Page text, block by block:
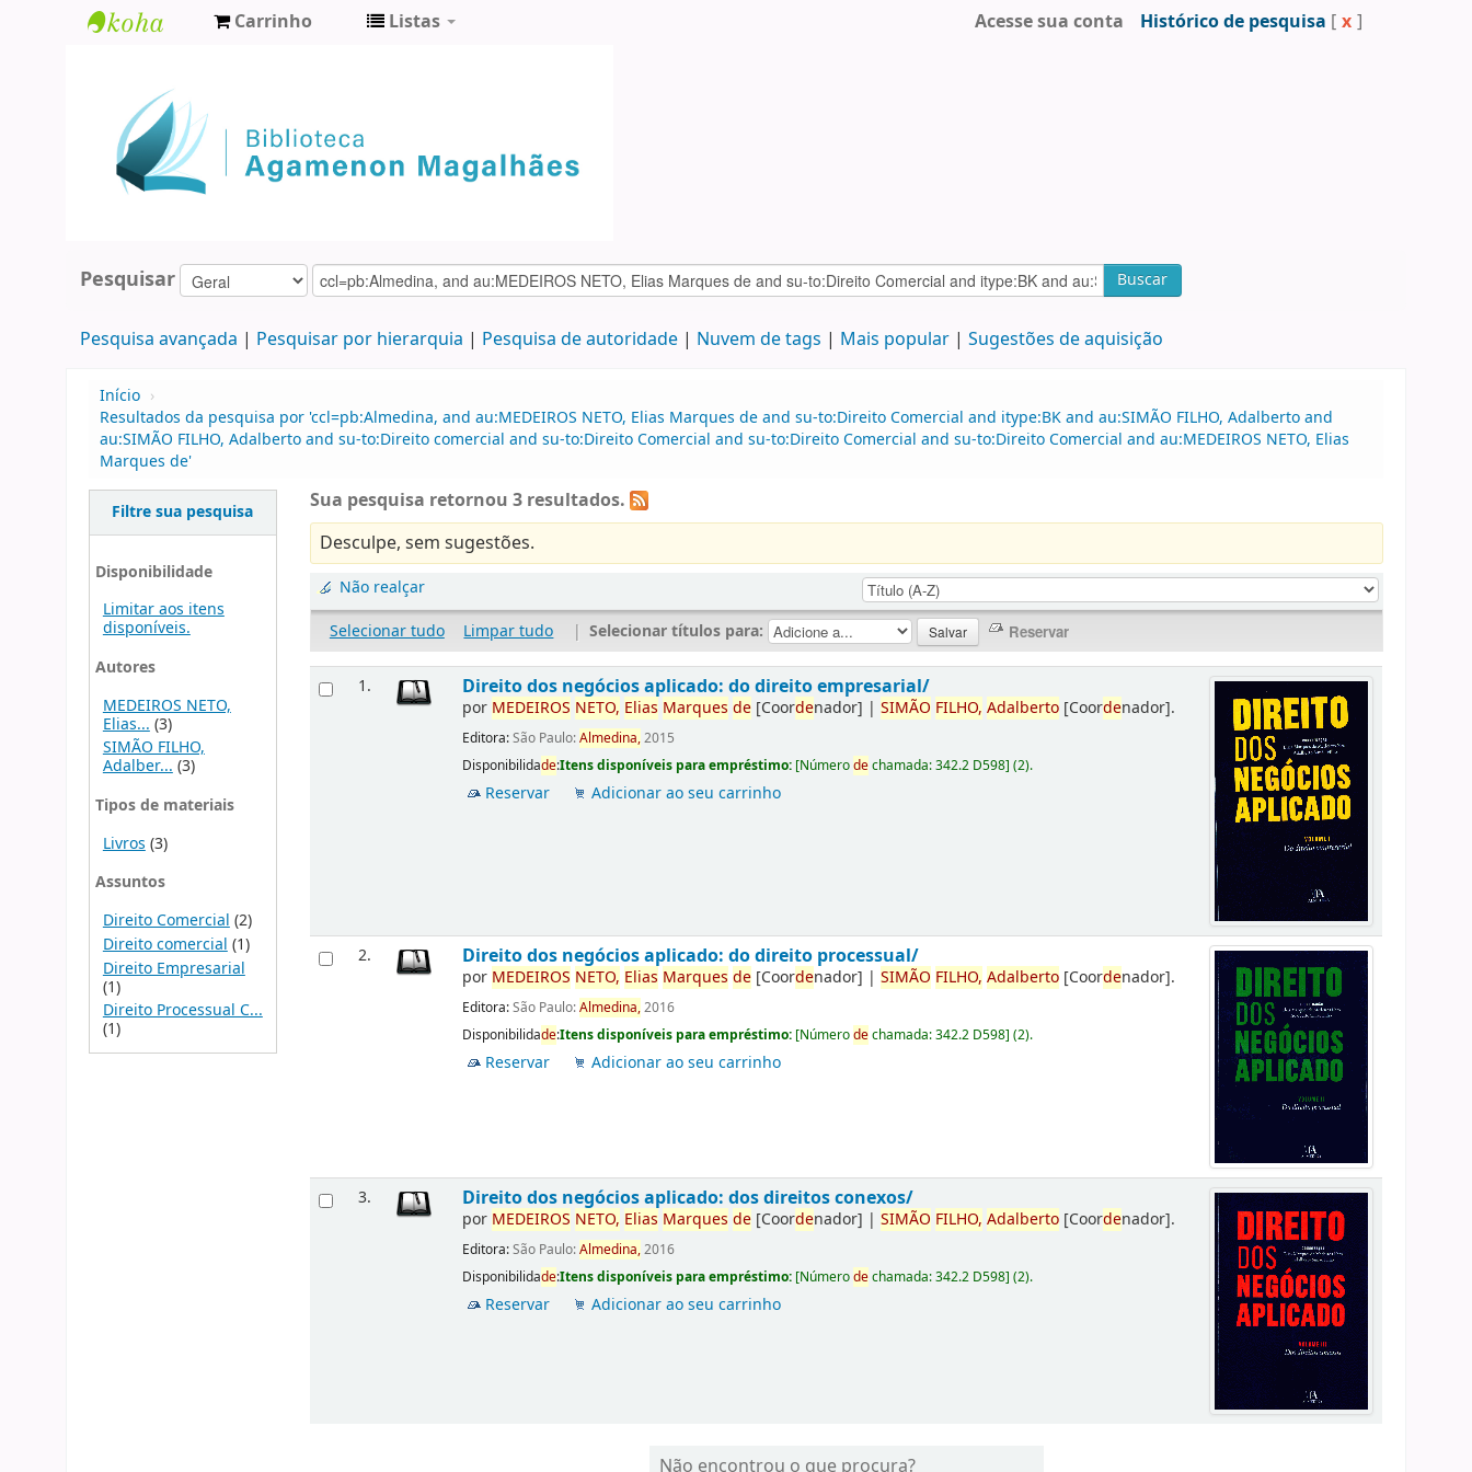
Agamenon
Magalhães
Carrinho Listas Acesse sua conta Histórico de pesquisa [ x ]
Pesquisar Buscar
Pesquisa avançada Pesquisar por hierarquia Pesquisa de autoridade Nuvem de tags Mais popular Sugestões de aquisição
Início ›
Resultados da pesquisa por 'ccl=pb:Almedina, and au:MEDEIROS NETO, Elias Marques de and su-to:Direito Comercial and itype:BK and au:SIMÃO FILHO, Adalberto and
au:SIMÃO FILHO, Adalberto and su-to:Direito comercial and su-to:Direito Comercial and su-to:Direito Comercial and su-to:Direito Comercial and au:MEDEIROS NETO, Elias
Marques de'
Filtre sua pesquisa
Disponibilidade
Limitar aos itens
disponíveis.
Autores
MEDEIROS NETO,
Elias... (3)
SIMÃO FILHO,
Adalber...(3)
Tipos de materiais
Livros (3)
Assuntos
Direito Comercial (2)
Direito comercial (1)
Direito Empresarial
(1)
Direito Processual C...
(1)
Sua pesquisa retornou 3 resultados.
Desculpe, sem sugestões.
Não realçar
Selecionar tudo
Limpar tudo | Selecionar títulos para:
1. Direito dos negócios aplicado: do direito empresarial/
por MEDEIROS NETO, Elias Marques de [Coordenador] |SIMÃO FILHO, Adalberto [Coordenador].
Editora:São Paulo:Almedina,2015
Disponibilidade:Itens disponíveis para empréstimo: [Númerodechamada:342.2 D598](2).
Reservar Adicionar ao seu carrinho
2. Direito dos negócios aplicado: do direito processual/
por MEDEIROS NETO, Elias Marques de [Coordenador] |SIMÃO FILHO, Adalberto [Coordenador].
Editora:São Paulo:Almedina,2016
Disponibilidade:Itens disponíveis para empréstimo: [Númerodechamada:342.2 D598](2).
Reservar Adicionar ao seu carrinho
3. Direito dos negócios aplicado: dos direitos conexos/
por MEDEIROS NETO, Elias Marques de [Coordenador] |SIMÃO FILHO, Adalberto [Coordenador].
Editora:São Paulo:Almedina,2016
Disponibilidade:Itens disponíveis para empréstimo: [Númerodechamada:342.2 D598](2).
Reservar Adicionar ao seu carrinho